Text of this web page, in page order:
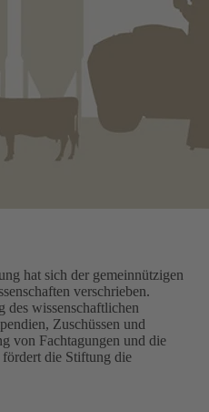
hat sich der gemeinnützigen
verschrieben.
des wissenschaftlichen
Zuschüssen und
von Fachtagungen und die
fördert die Stiftung die